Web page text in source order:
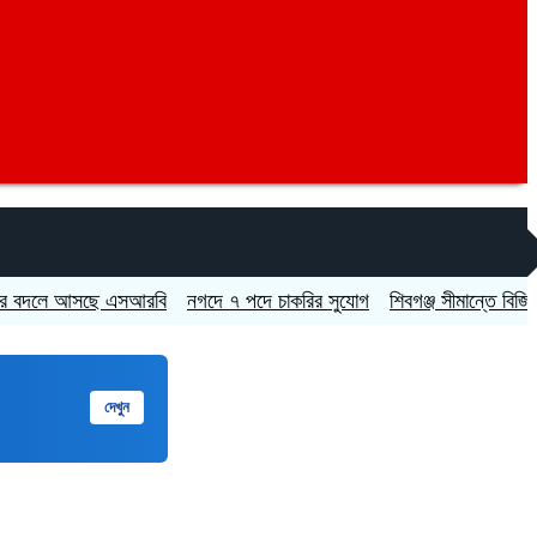
আসছে এসআরবি নগদে ৭ পদে চাকরির সুযোগ শিবগঞ্জ সীমান্তে বিজিবির
দেখুন